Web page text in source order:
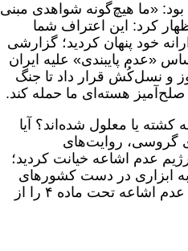
«ما هیچ‌گونه شواهدی مبنی
کرد: این اعتراف شما
خود پنهان کردید؛ گزارشی
«عدم پایبندی» علیه ایران
و نسل‌کُش قرار داد تا جنگ
صلح‌آمیز هسته‌ای ما حمله کند.
کشته یا معلول شده‌اند؟ آیا
گروسی، روایت‌های
عدم اشاعه خیانت کردید؛
به ابزاری در دست کشورهای
غیرمتعهد به معاهده عدم اشاعه تبدیل کردید تا حقوق اساسی اعضای معاهده عدم اشاعه تحت ماده ۴ را از